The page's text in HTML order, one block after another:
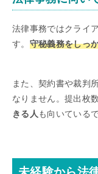
法律事務ではクライ
す。 守秘義務をしっ
また、契約書や裁判
なりません。提出枚
きる人 も向いている